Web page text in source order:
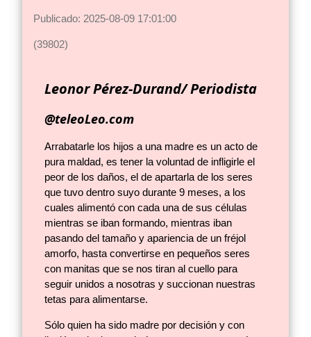
Publicado: 2025-08-09 17:01:00
(39802)
Leonor Pérez-Durand/ Periodista
@teleoLeo.com
Arrabatarle los hijos a una madre es un acto de
pura maldad, es tener la voluntad de infligirle el
peor de los daños, el de apartarla de los seres
que tuvo dentro suyo durante 9 meses, a los
cuales alimentó con cada una de sus células
mientras se iban formando, mientras iban
pasando del tamaño y apariencia de un fréjol
amorfo, hasta convertirse en pequeños seres
con manitas que se nos tiran al cuello para
seguir unidos a nosotras y succionan nuestras
tetas para alimentarse.
Sólo quien ha sido madre por decisión y con